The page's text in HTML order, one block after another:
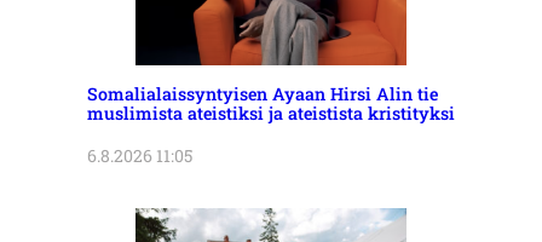
Somalialaissyntyisen Ayaan Hirsi Alin tie
muslimista ateistiksi ja ateistista kristityksi
6.8.2026 11:05